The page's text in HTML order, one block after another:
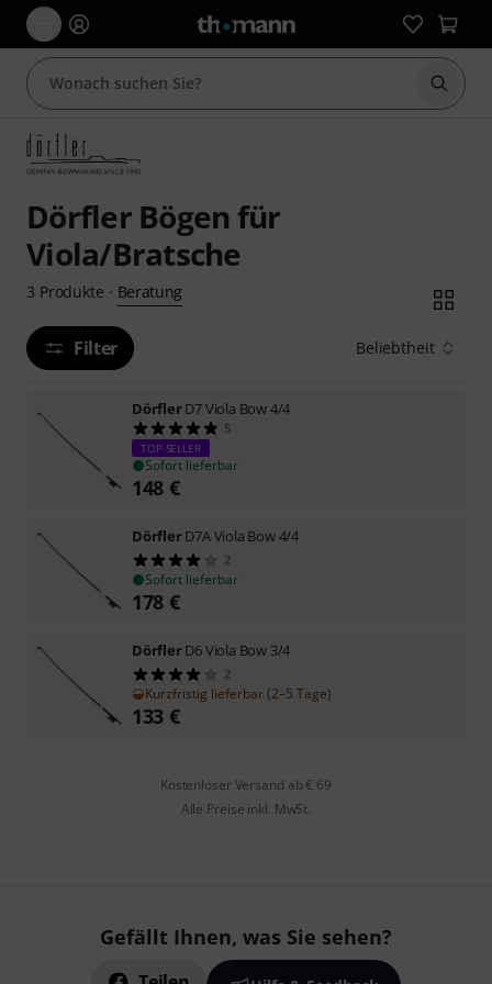
Suche
Dörfler Bögen für
Viola/Bratsche
3 Produkte · Beratung
Filter Beliebtheit
DörflerD7 Viola Bow 4/4
5
TOP-SELLER
Sofort lieferbar
148 €
DörflerD7A Viola Bow 4/4
2
Sofort lieferbar
178 €
DörflerD6 Viola Bow 3/4
2
Kurzfristig lieferbar (2–5 Tage)
133 €
Kostenloser Versand ab € 69
Alle Preise inkl. MwSt.
Gefällt Ihnen, was Sie sehen?